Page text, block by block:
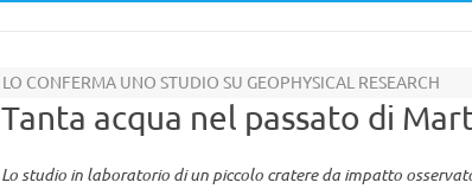
LO CONFERMA UNO STUDIO SU GEOPHYSICAL RESEARCH
Tanta acqua nel passato di
Lo studio in laboratorio di un piccolo cratere da impatto